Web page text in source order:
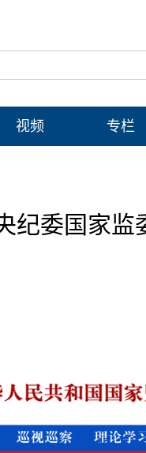
视频 专栏
纪委国家监